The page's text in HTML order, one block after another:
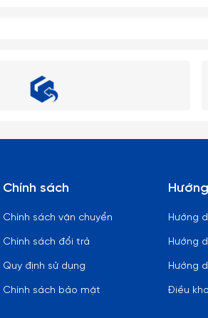
Chính sách
Chính sách vận chuyển
Chính sách đổi trả
Quy định sử dụng
Chính sách bảo mật
Hướng
Hướng
Hướng
Điều